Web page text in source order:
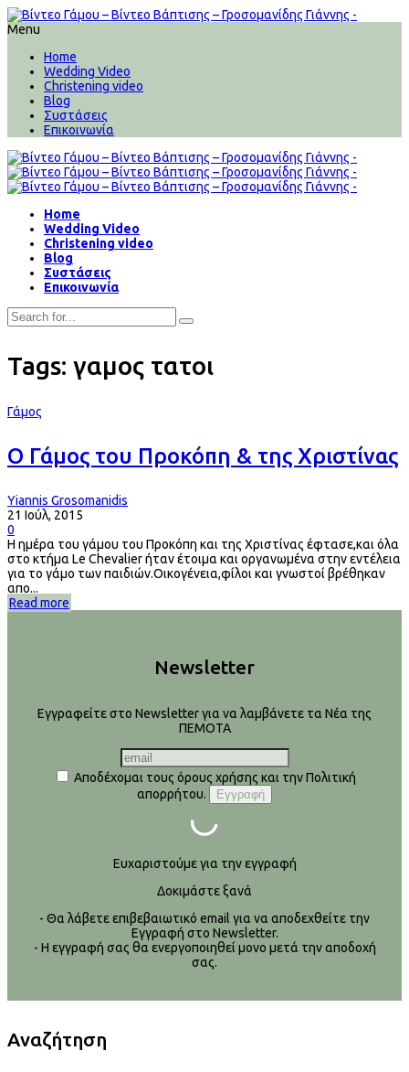
Menu
Home
Wedding Video
Christening video
Blog
Συστάσεις
Επικοινωνία
Home
Wedding Video
Christening video
Blog
Συστάσεις
Επικοινωνία
Tags: γαμος τατοι
Γάμος
O Γάμος του Προκόπη & της Χριστίνας
Yiannis Grosomanidis
21 Ιούλ, 2015
0
Η ημέρα του γάμου του Προκόπη και της Χριστίνας έφτασε,και όλα
στο κτήμα Le Chevalier ήταν έτοιμα και οργανωμένα στην εντέλεια
για το γάμο των παιδιών.Οικογένεια,φίλοι και γνωστοί βρέθηκαν
απο...
Read more
Newsletter
Εγγραφείτε στο Newsletter για να λαμβάνετε τα Νέα της
ΠΕΜΟΤΑ
Αποδέχομαι τους όρους χρήσης και την Πολιτική
απορρήτου.
Ευχαριστούμε για την εγγραφή
Δοκιμάστε ξανά
- Θα λάβετε επιβεβαιωτικό email για να αποδεχθείτε την
Εγγραφή στο Newsletter.
- Η εγγραφή σας θα ενεργοποιηθεί μονο μετά την αποδοχή
σας.
Αναζήτηση